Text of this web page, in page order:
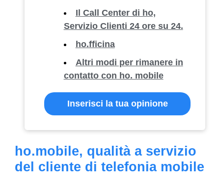
Il Call Center di ho,
Servizio Clienti 24 ore su 24.
ho.fficina
Altri modi per rimanere in
contatto con ho. mobile
Inserisci la tua opinione
ho.mobile, qualità a servizio
del cliente di telefonia mobile